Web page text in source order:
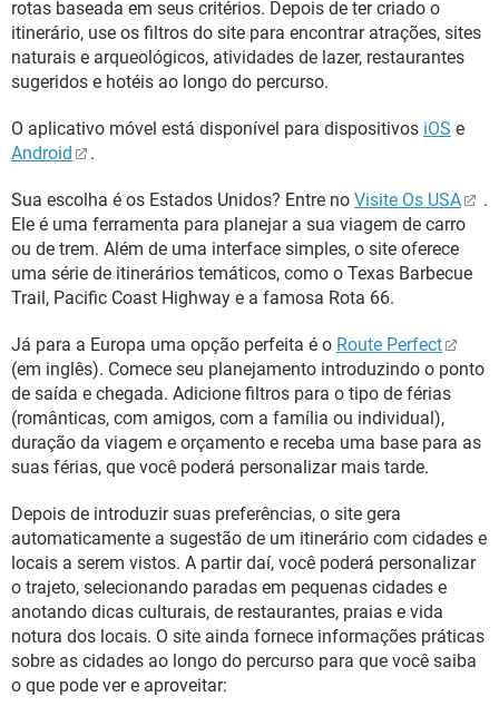
rotas baseada em seus critérios. Depois de ter criado o
itinerário, use os filtros do site para encontrar atrações, sites
naturais e arqueológicos, atividades de lazer, restaurantes
sugeridos e hotéis ao longo do percurso.
O aplicativo móvel está disponível para dispositivos iOS e
Android
.
Sua escolha é os Estados Unidos? Entre no Visite Os USA
.
Ele é uma ferramenta para planejar a sua viagem de carro
ou de trem. Além de uma interface simples, o site oferece
uma série de itinerários temáticos, como o Texas Barbecue
Trail, Pacific Coast Highway e a famosa Rota 66.
Já para a Europa uma opção perfeita é o Route Perfect
(em inglês). Comece seu planejamento introduzindo o ponto
de saída e chegada. Adicione filtros para o tipo de férias
(românticas, com amigos, com a família ou individual),
duração da viagem e orçamento e receba uma base para as
suas férias, que você poderá personalizar mais tarde.
Depois de introduzir suas preferências, o site gera
automaticamente a sugestão de um itinerário com cidades e
locais a serem vistos. A partir daí, você poderá personalizar
o trajeto, selecionando paradas em pequenas cidades e
anotando dicas culturais, de restaurantes, praias e vida
notura dos locais. O site ainda fornece informações práticas
sobre as cidades ao longo do percurso para que você saiba
o que pode ver e aproveitar: